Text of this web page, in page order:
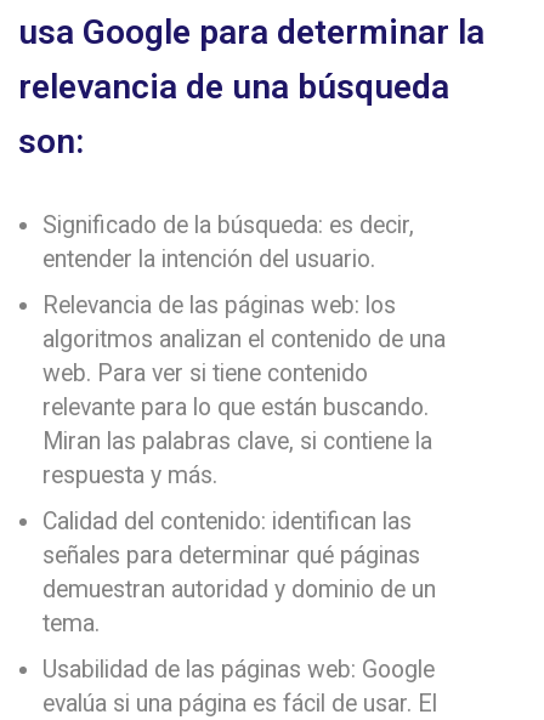
usa Google para determinar la
relevancia de una búsqueda
son:
Significado de la búsqueda: es decir,
entender la intención del usuario.
Relevancia de las páginas web: los
algoritmos analizan el contenido de una
web. Para ver si tiene contenido
relevante para lo que están buscando.
Miran las palabras clave, si contiene la
respuesta y más.
Calidad del contenido: identifican las
señales para determinar qué páginas
demuestran autoridad y dominio de un
tema.
Usabilidad de las páginas web: Google
evalúa si una página es fácil de usar. El